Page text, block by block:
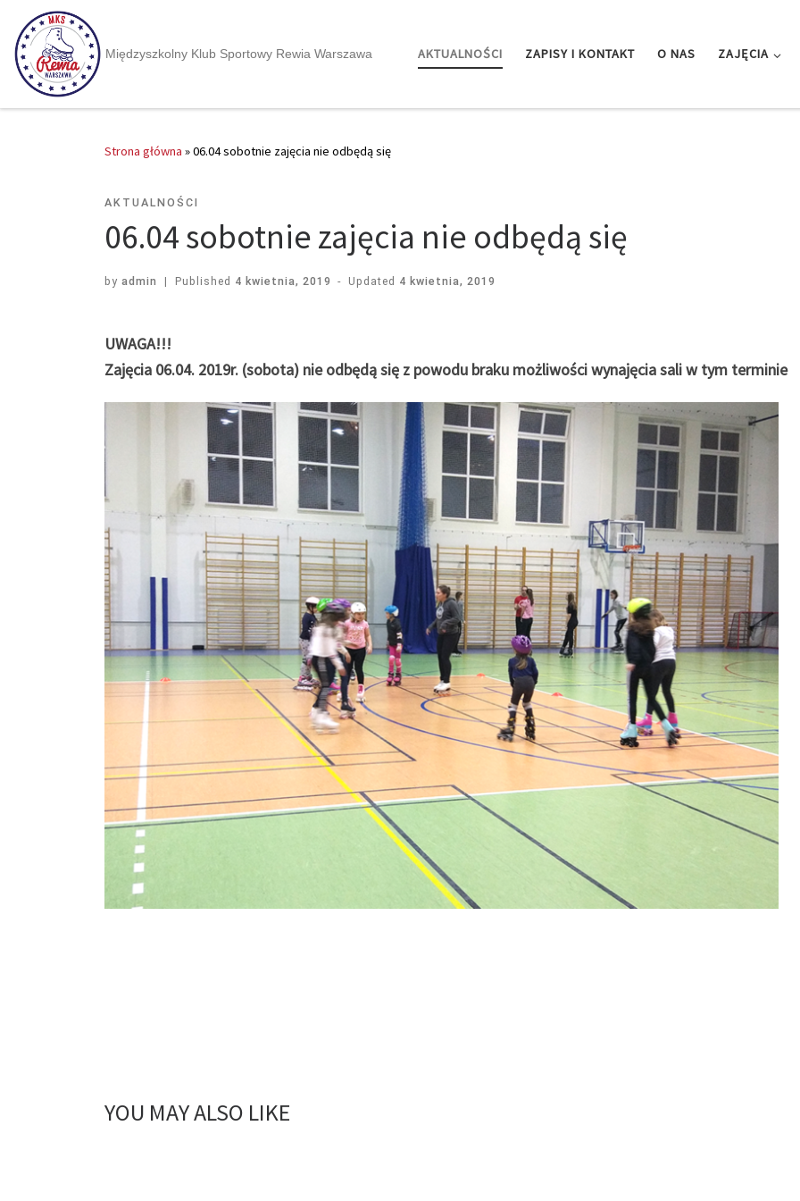
Międzyszkolny Klub Sportowy Rewia Warszawa AKTUALNOŚCI ZAPISY I KONTAKT O NAS ZAJĘCIA
Strona główna »06.04 sobotnie zajęcia nie odbędą się
AKTUALNOŚCI
06.04 sobotnie zajęcia nie odbędą się
by admin | Published 4 kwietnia, 2019 - Updated 4 kwietnia, 2019
UWAGA!!!
Zajęcia 06.04. 2019r. (sobota) nie odbędą się z powodu braku możliwości wynajęcia sali w tym terminie
YOU MAY ALSO LIKE